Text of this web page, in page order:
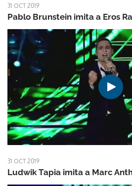
31 OCT 2019
Pablo Brunstein imita a Eros
31 OCT 2019
Ludwik Tapia imita a Marc